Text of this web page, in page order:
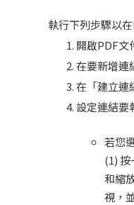
執行下列步驟以
開啟PDF文
在要新增連
在「建立連
設定連結要
若您
(1)
和縮
視，